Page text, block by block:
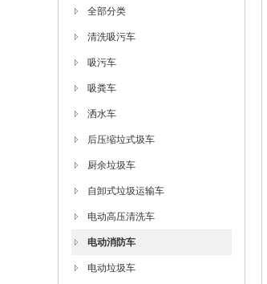
全部分类
清洗吸污车
吸污车
吸粪车
洒水车
后压缩垃式圾车
厨余垃圾车
自卸式垃圾运输车
电动高压清洗车
电动消防车
电动垃圾车